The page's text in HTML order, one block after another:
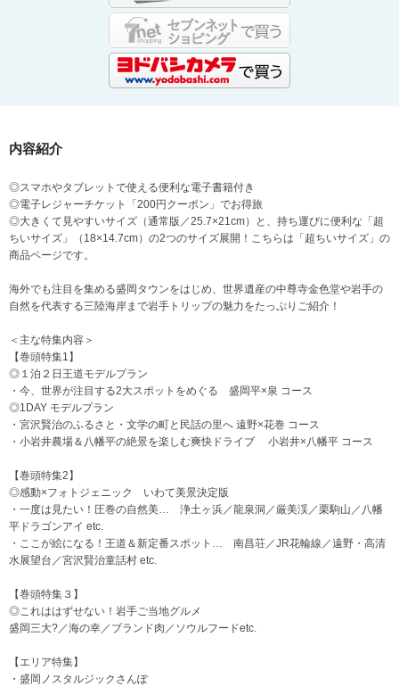
内容紹介
◎スマホやタブレットで使える便利な電子書籍付き
◎電子レジャーチケット「200円クーポン」でお得旅
◎大きくて見やすいサイズ（通常版／25.7×21cm）と、持ち運びに便利な「超
ちいサイズ」（18×14.7cm）の2つのサイズ展開！こちらは「超ちいサイズ」の
商品ページです。
海外でも注目を集める盛岡タウンをはじめ、世界遺産の中尊寺金色堂や岩手の
自然を代表する三陸海岸まで岩手トリップの魅力をたっぷりご紹介！
＜主な特集内容＞
【巻頭特集1】
◎１泊２日王道モデルプラン
・今、世界が注目する2大スポットをめぐる 盛岡平×泉 コース
◎1DAY モデルプラン
・宮沢賢治のふるさと・文学の町と民話の里へ 遠野×花巻 コース
・小岩井農場＆八幡平の絶景を楽しむ爽快ドライブ 小岩井×八幡平 コース
【巻頭特集2】
◎感動×フォトジェニック いわて美景決定版
・一度は見たい！圧巻の自然美… 浄土ヶ浜／龍泉洞／厳美渓／栗駒山／八幡
平ドラゴンアイ etc.
・ここが絵になる！王道＆新定番スポット… 南昌荘／JR花輪線／遠野・高清
水展望台／宮沢賢治童話村 etc.
【巻頭特集３】
◎これははずせない！岩手ご当地グルメ
盛岡三大?／海の幸／ブランド肉／ソウルフードetc.
【エリア特集】
・盛岡ノスタルジックさんぽ